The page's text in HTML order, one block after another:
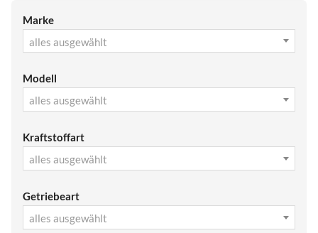
Marke
alles ausgewählt
Modell
alles ausgewählt
Kraftstoffart
alles ausgewählt
Getriebeart
alles ausgewählt